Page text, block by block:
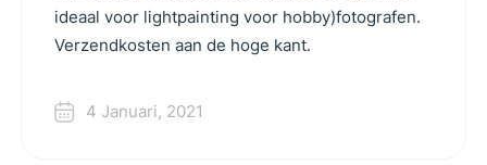
ideaal voor lightpainting voor hobby)fotografen.
Verzendkosten aan de hoge kant.
4 Januari, 2021